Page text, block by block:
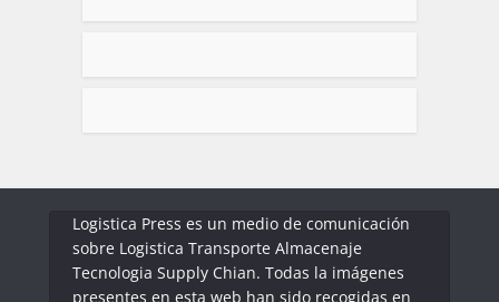
Logistica Press es un medio de comunicación
sobre Logistica Transporte Almacenaje
Tecnologia Supply Chian. Todas la imágenes
presentes en esta web han sido recogidas en